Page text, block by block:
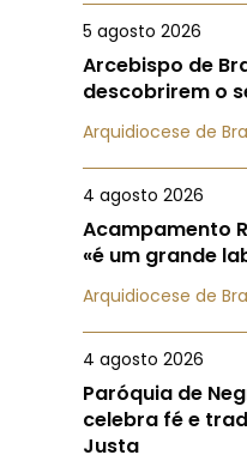
5 agosto 2026
Arcebispo de
descobrirem o
Arquidiocese de
4 agosto 2026
Acampamento
«é um grande
Arquidiocese de
4 agosto 2026
Paróquia de
celebra fé e
Justa